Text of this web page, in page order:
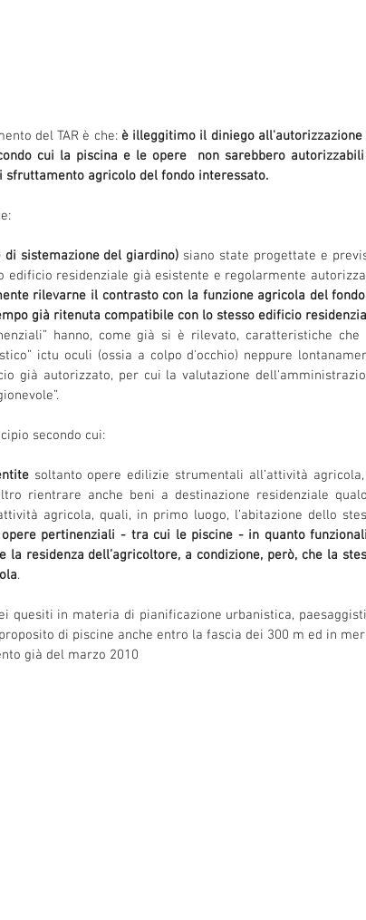
del TAR è che: è illeggitimo il diniego all'autorizzazione
cui la piscina e le opere  non sarebbero
sfruttamento agricolo del fondo interessato.
sistemazione del giardino) siano state progettate e
edificio residenziale già esistente e regolarmente
rilevarne il contrasto con la funzione agricola del
già ritenuta compatibile con lo stesso edificio
hanno, come già si è rilevato, caratteristiche che
ictu oculi (ossia a colpo d'occhio) neppure
già autorizzato, per cui la valutazione
secondo cui:
soltanto opere edilizie strumentali all’attività
rientrare anche beni a destinazione residenziale
agricola, quali, in primo luogo, l’abitazione dello
pertinenziali - tra cui le piscine - in quanto
la residenza dell’agricoltore, a condizione, però, che la
.
quesiti in materia di pianificazione urbanistica,
di piscine anche entro la fascia dei 300 m ed in
già del marzo 2010